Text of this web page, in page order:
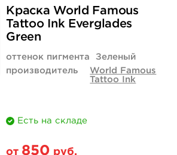
850 руб.
купить
1 400 руб.
Краска World Famous
Tattoo Ink Everglades
Green
оттенок пигмента
Зеленый
производитель
World Famous
Tattoo Ink
Есть на складе
от 850 руб.